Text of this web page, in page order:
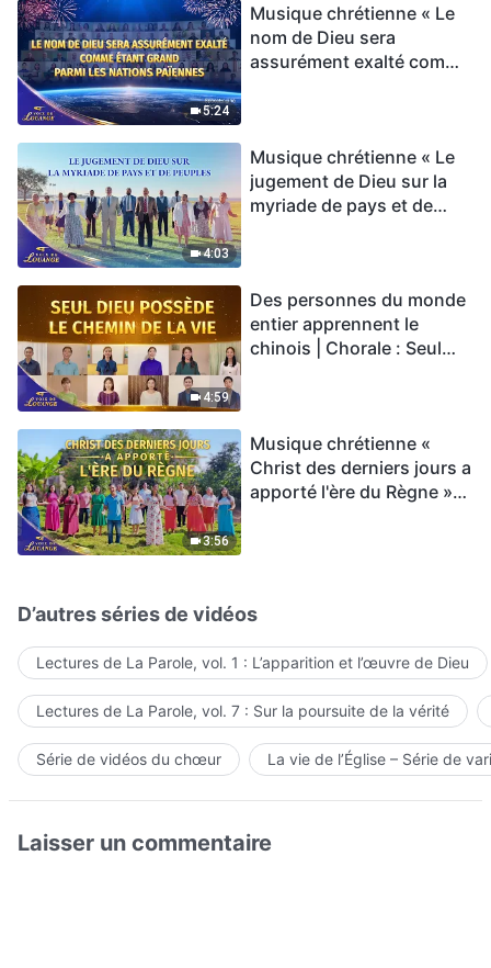
5:24
Musique chrétienne « Le
nom de Dieu sera
assurément exalté comme
2026
4:03
Musique chrétienne « Le
jugement de Dieu sur la
myriade de pays et de
4:59
Des personnes du monde
entier apprennent le
chinois | Chorale : Seul
3:56
Musique chrétienne «
Christ des derniers jours a
apporté l'ère du Règne »
D’autres séries de vidéos
Lectures de La Parole, vol. 1 : L’apparition et l’œuvre de Dieu
Lectures de La Parole, vol. 7 : Sur la poursuite de la vérité
Série de vidéos du chœur La vie de l’Église – Série de
Laisser un commentaire